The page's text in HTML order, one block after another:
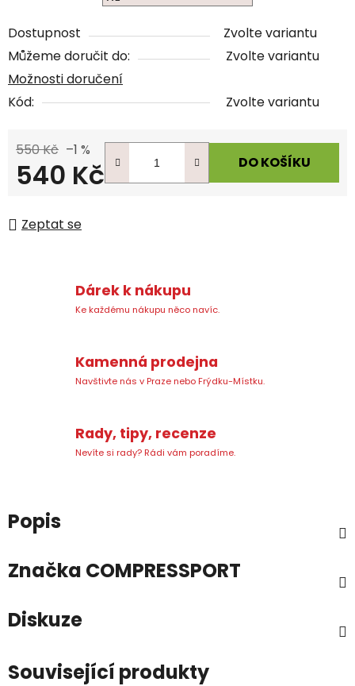
Dostupnost
Zvolte variantu
Můžeme doručit do:
Zvolte variantu
Možnosti doručení
Kód:
Zvolte variantu
550 Kč –1 %
540 Kč DO KOŠÍKU
Zeptat se
Dárek k nákupu
Ke každému nákupu něco navíc.
Kamenná prodejna
Navštivte nás v Praze nebo Frýdku-Místku.
Rady, tipy, recenze
Nevíte si rady? Rádi vám poradíme.
Popis
Značka COMPRESSPORT
Diskuze
Související produkty